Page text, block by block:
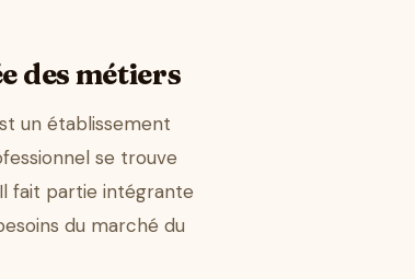
des métiers
un établissement
se trouve
Il fait partie intégrante
du marché du